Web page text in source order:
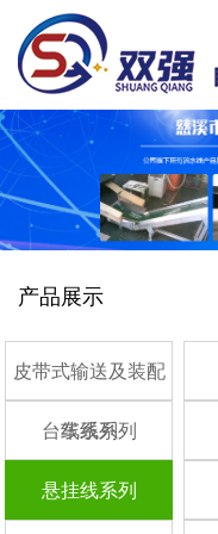
产品展示
皮带式输送及装配
线系列
台车线系列
悬挂线系列